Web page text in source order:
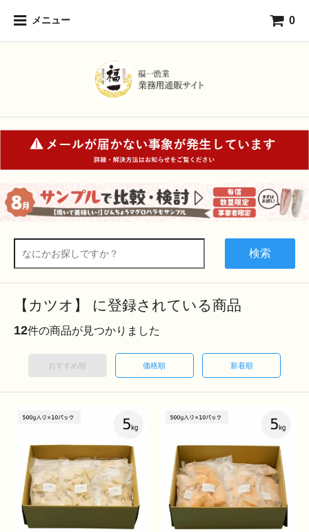
メニュー 0
検索
【カツオ】 に登録されている商品
12件の商品が見つかりました
おすすめ順 価格順 新着順